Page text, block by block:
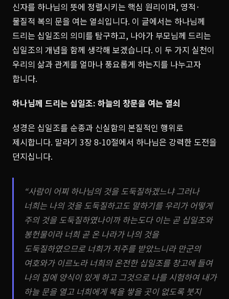
신자를 하나님의 뜻에 정렬시키는 핵심 원리이며, 영적·
물질적 복의 문을 여는 열쇠입니다. 이 글에서는 하나님께
드리는 십일조의 의미를 탐구하고, 나아가 부모님께 드리는
십일조의 개념을 함께 생각해 보겠습니다. 이 두 가지 실천이
우리의 삶과 관계를 얼마나 풍요롭게 하는지를 나누고자
합니다.
하나님께 드리는 십일조: 하늘의 창문을 여는 열쇠
성경은 십일조를 순종과 신실함의 본질적인 행위로
제시합니다. 말라기 3장 8-10절에서 하나님은 강력한 도전을
던지십니다.
“사람이 어찌 하나님의 것을 도둑질하겠느냐 그러나
너희는 나의 것을 도둑질하고도 말하기를 우리가 어떻게
주의 것을 도둑질하였나이까 하는도다 이는 곧 십일조와
봉헌물이라 너희 곧 온 나라가 나의 것을
도둑질하였으므로 너희가 저주를 받았느니라 만군의
여호와가 이르노라 너희의 온전한 십일조를 창고에 들여
나의 집에 양식이 있게 하고 그것으로 나를 시험하여 내가
하늘 문을 열고 너희에게 복을 쌓을 곳이 없도록 붓지